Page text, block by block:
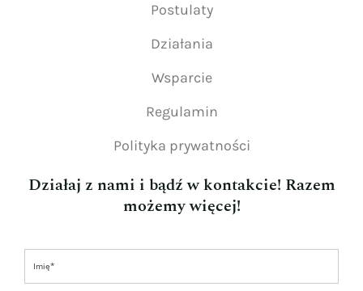
Postulaty
Działania
Wsparcie
Regulamin
Polityka prywatności
Działaj z nami i bądź w kontakcie! Razem
możemy więcej!